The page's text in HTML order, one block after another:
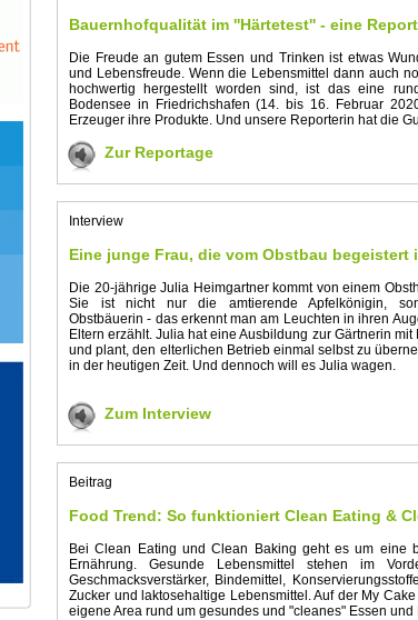
Bauernhofqualität im ''Härtetest'' - eine
Die Freude an gutem Essen und Trinken ist etwas
und Lebensfreude. Wenn die Lebensmittel dann auch
hochwertig hergestellt worden sind, ist das eine
Bodensee in Friedrichshafen (14. bis 16. Februar
Erzeuger ihre Produkte. Und unsere Reporterin hat die
Zur Reportage
Interview
Eine junge Frau, die vom Obstbau begeistert
Die 20-jährige Julia Heimgartner kommt von einem
Sie ist nicht nur die amtierende Apfelkönigin,
Obstbäuerin - das erkennt man am Leuchten in ihren
Eltern erzählt. Julia hat eine Ausbildung zur Gärtnerin
und plant, den elterlichen Betrieb einmal selbst zu
in der heutigen Zeit. Und dennoch will es Julia wagen.
Zum Interview
Beitrag
Food Trend: So funktioniert Clean Eating &
Bei Clean Eating und Clean Baking geht es um eine
Ernährung. Gesunde Lebensmittel stehen im
Geschmacksverstärker, Bindemittel,
Zucker und laktosehaltige Lebensmittel. Auf der My
eigene Area rund um gesundes und "cleanes" Essen und